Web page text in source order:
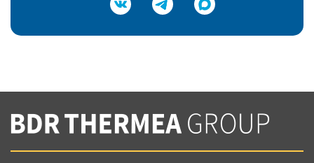
Подтвердить e-mail
Вы соглашаетесь с нашей политикой
конфеденциальности